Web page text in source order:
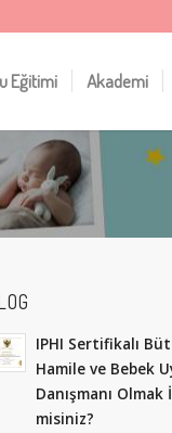
Eğitimi Akademi
IPHI Sertifikalı
Hamile ve Bebek
Danışmanı
misiniz?